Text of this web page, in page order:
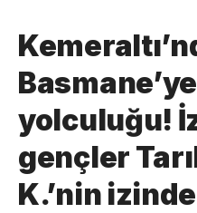
yolculuğu!
gençler
K.’nin izinde